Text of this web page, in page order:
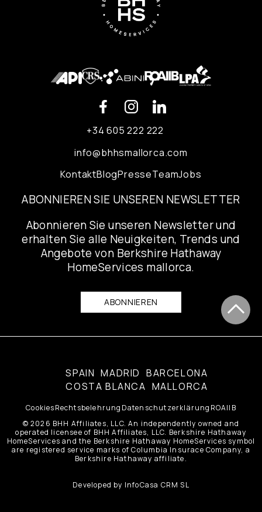
+34 605 222 222
info@bhhsmallorca.com
KontaktBlogPresseTeamJobs
ABONNIEREN SIE UNSEREN NEWSLETTER
Abonnieren Sie unseren Newsletter und
erhalten Sie alle Neuigkeiten, Trends und
Angebote von Berkshire Hathaway
HomeServices mallorca.
ABONNIEREN
SPAIN MADRID BARCELONA
COSTA BLANCA MALLORCA
CookiesRechtsbelehrung Datenschutzerklärung ROAIIB
© 2026 BHH Affiliates, LLC. An independently owned and
operated licensee of BHH Affiliates, LLC. Berkshire Hathaway
HomeServices and the Berkshire Hathaway HomeServices symbol
are registered service marks of Columbia Insurace Company, a
Berkshire Hathaway affiliate.
Developed by InfoCasa CRM SL